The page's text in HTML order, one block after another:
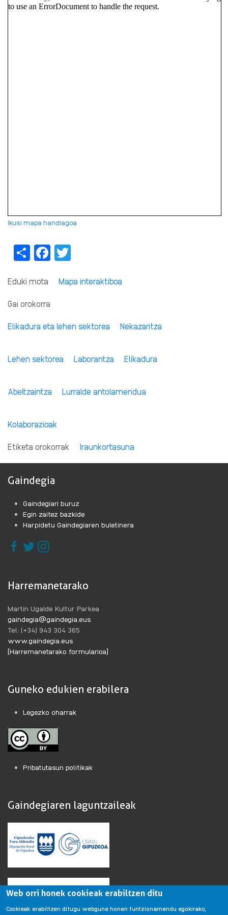
Ikusi mapa handiagoa
ShareFacebook
Eduki mota Mapa interaktiboa
Gai orokorra
Elikadura eta lehen sektorea Nekazaritza
Lehen sektorea Laborantza Elikadura
Abeltzaintza Lurralde antolamendua
Kolaborazioak
Etiketa orokorrak Iraunkortasuna
Gaindegia
Gaindegiari buruz
Egin zaitez bazkide
Harpidetu Gaindegiaren buletinera
Harremanetarako
Martin Ugalde Kultur Parkea
gaindegia@gaindegia.eus
Tel: (+34) 943 304 365
www.gaindegia.eus
[Harremanetarako formularioa]
Guneko edukien erabilera
Legezko oharrak
Pribatutasun politikak
Gaindegiaren laguntzaileak
Web orri honek cookieak erabiltzen ditu
Cookieak erabiltzen ditugu webgune honen funtzionamendu egokirako,